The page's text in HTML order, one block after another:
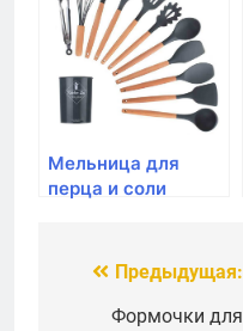
Мельница для
перца и соли
Навигация
Предыдущая:
Формочки для